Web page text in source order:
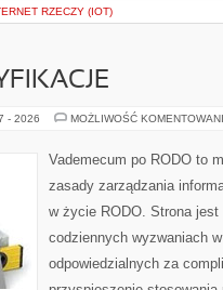
RZECZY (IOT)
- 2026 MOŻLIWOŚĆ
Vademecum po RODO to
zasady zarządzania
w życie RODO. Strona
codziennych wyzwaniach
odpowiedzialnych za